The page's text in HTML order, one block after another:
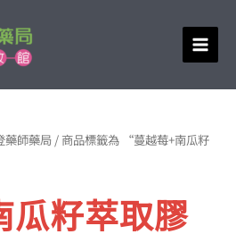
藥師藥局 / 商品標籤為 “蔓越莓+南瓜籽
瓜籽萃取膠